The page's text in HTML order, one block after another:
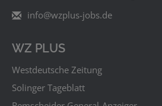
info@wzplus-jobs.de
WZ PLUS
Westdeutsche Zeitung
Solinger Tageblatt